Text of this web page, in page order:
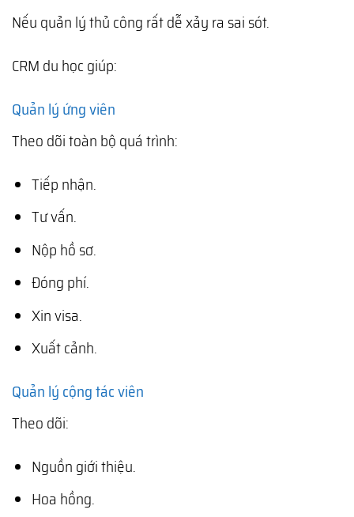
Nếu quản lý thủ công rất dễ xảy ra sai sót.
CRM du học giúp:
Quản lý ứng viên
Theo dõi toàn bộ quá trình:
Tiếp nhận.
Tư vấn.
Nộp hồ sơ.
Đóng phí.
Xin visa.
Xuất cảnh.
Quản lý cộng tác viên
Theo dõi:
Nguồn giới thiệu.
Hoa hồng.